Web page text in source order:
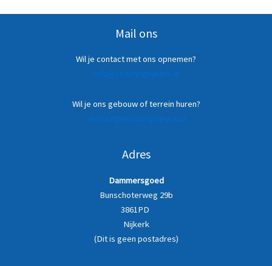
Mail ons
Wil je contact met ons opnemen?
Info@scoutingnijkerk.nl
Wil je ons gebouw of terrein huren?
verhuur@scoutingnijkerk.nl
Adres
Dammersgoed
Bunschoterweg 29b
3861PD
Nijkerk
(Dit is geen postadres)